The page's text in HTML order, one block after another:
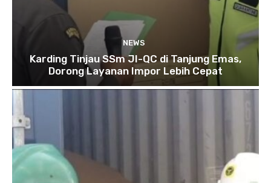
NEWS
Karding Tinjau SSm JI-QC di Tanjung Emas,
Dorong Layanan Impor Lebih Cepat